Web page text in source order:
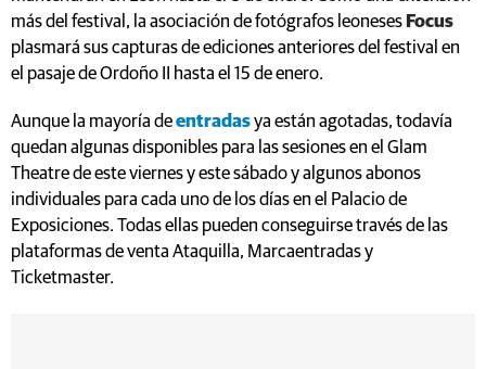
más del festival, la asociación de fotógrafos leonesesFocus
plasmará sus capturas de ediciones anteriores del festival en
el pasaje de Ordoño II hasta el 15 de enero.
Aunque la mayoría deentradasya están agotadas, todavía
quedan algunas disponibles para las sesiones en el Glam
Theatre de este viernes y este sábado y algunos abonos
individuales para cada uno de los días en el Palacio de
Exposiciones. Todas ellas pueden conseguirse través de las
plataformas de venta Ataquilla, Marcaentradas y
Ticketmaster.